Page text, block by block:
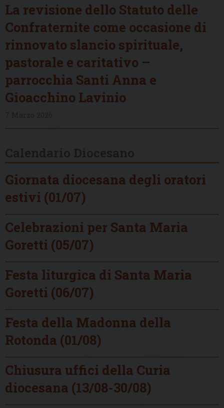
La revisione dello Statuto delle
Confraternite come occasione di
rinnovato slancio spirituale,
pastorale e caritativo –
parrocchia Santi Anna e
Gioacchino Lavinio
Giornata diocesana degli oratori
estivi (01/07)
Celebrazioni per Santa Maria
Goretti (05/07)
Festa liturgica di Santa Maria
Goretti (06/07)
Festa della Madonna della
Rotonda (01/08)
Chiusura uffici della Curia
diocesana (13/08-30/08)